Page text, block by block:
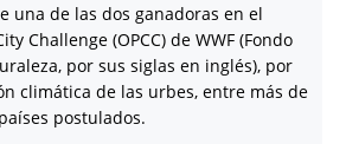
una de las dos ganadoras en el
Challenge (OPCC) de WWF (Fondo
por sus siglas en inglés), por
climática de las urbes, entre más de
postulados.